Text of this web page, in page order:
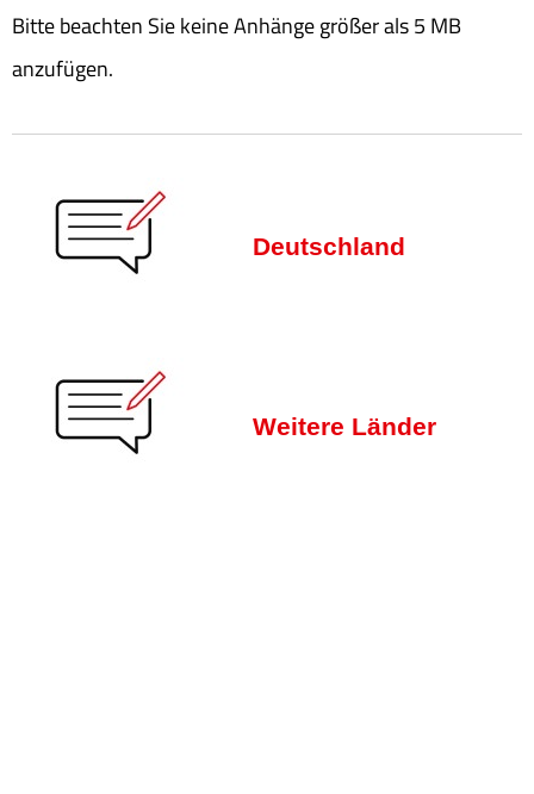
Bitte beachten Sie keine Anhänge größer als 5 MB
anzufügen.
Deutschland
Weitere Länder